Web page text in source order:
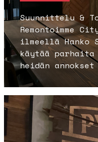
Suunnittelu &
Remontoimme
ilmeellä Hanko
käytää
heidän